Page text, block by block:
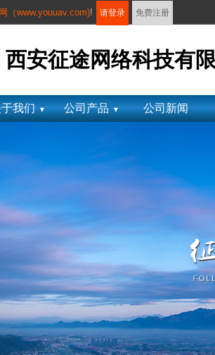
（www.youuav.com)! 请登录 免费注册
西安征途网络科技有
我们 ▼ 公司产品 ▼ 公司新闻